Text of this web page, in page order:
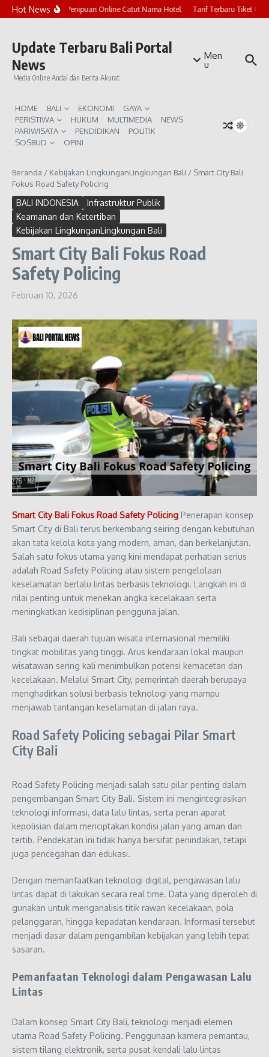
Lewati ke konten
Hot NewsMarak Penipuan Online Catut Nama Hotel Tarif Terbaru Tiket
Update Terbaru Bali Portal
News
Media Online Andal dan Berita Akurat
Men
u
HOME BALI EKONOMI
GAYA
PERISTIWA
HUKUM MULTIMEDIA
NEWS
PARIWISATA
PENDIDIKAN
POLITIK
SOSBUD
OPINI
Beranda / Kebijakan LingkunganLingkungan Bali / Smart City Bali
Fokus Road Safety Policing
BALI INDONESIA
Infrastruktur Publik
Keamanan dan Ketertiban
Kebijakan LingkunganLingkungan Bali
Smart City Bali Fokus Road
Safety Policing
Februari 10, 2026
Smart City Bali Fokus Road Safety Policing Penerapan konsep
Smart City di Bali terus berkembang seiring dengan kebutuhan
akan tata kelola kota yang modern, aman, dan berkelanjutan.
Salah satu fokus utama yang kini mendapat perhatian serius
adalah Road Safety Policing atau sistem pengelolaan
keselamatan berlalu lintas berbasis teknologi. Langkah ini di
nilai penting untuk menekan angka kecelakaan serta
meningkatkan kedisiplinan pengguna jalan.
Bali sebagai daerah tujuan wisata internasional memiliki
tingkat mobilitas yang tinggi. Arus kendaraan lokal maupun
wisatawan sering kali menimbulkan potensi kemacetan dan
kecelakaan. Melalui Smart City, pemerintah daerah berupaya
menghadirkan solusi berbasis teknologi yang mampu
menjawab tantangan keselamatan di jalan raya.
Road Safety Policing sebagai Pilar Smart
City Bali
Road Safety Policing menjadi salah satu pilar penting dalam
pengembangan Smart City Bali. Sistem ini mengintegrasikan
teknologi informasi, data lalu lintas, serta peran aparat
kepolisian dalam menciptakan kondisi jalan yang aman dan
tertib. Pendekatan ini tidak hanya bersifat penindakan, tetapi
juga pencegahan dan edukasi.
Dengan memanfaatkan teknologi digital, pengawasan lalu
lintas dapat di lakukan secara real time. Data yang diperoleh di
gunakan untuk menganalisis titik rawan kecelakaan, pola
pelanggaran, hingga kepadatan kendaraan. Informasi tersebut
menjadi dasar dalam pengambilan kebijakan yang lebih tepat
sasaran.
Pemanfaatan Teknologi dalam Pengawasan Lalu
Lintas
Dalam konsep Smart City Bali, teknologi menjadi elemen
utama Road Safety Policing. Penggunaan kamera pemantau,
sistem tilang elektronik, serta pusat kendali lalu lintas